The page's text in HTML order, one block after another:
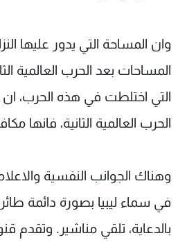
وان المساحة التي يدور عليها
المساحات بعد الحرب العالمية
التي اختلطت في هذه الحرب،
الحرب العالمية الثانية، فانها
وهناك الجوانب النفسية
في سماء ليبيا بصورة دائمة
بالدعاية، تلقي مناشير. وتقدم